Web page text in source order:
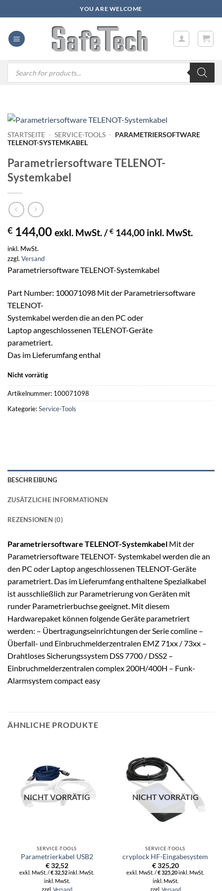
Inhalt
springen
YOU ARE WELCOME
Products
search
STARTSEITE - SERVICE-TOOLS - PARAMETRIERSOFTWARE
TELENOT-SYSTEMKABEL
Parametriersoftware TELENOT-
Systemkabel
€ 144,00 exkl. MwSt. /€ 144,00 inkl. MwSt.
inkl. MwSt.
zzgl. Versand
Parametriersoftware TELENOT-Systemkabel
Part Number: 100071098 Mit der Parametriersoftware
TELENOT-
Systemkabel werden die an den PC oder
Laptop angeschlossenen TELENOT-Geräte
parametriert.
Das im Lieferumfang enthal
Nicht vorrätig
Artikelnummer: 100071098
Kategorie:Service-Tools
BESCHREIBUNG
ZUSÄTZLICHE INFORMATIONEN
REZENSIONEN (0)
Parametriersoftware TELENOT-Systemkabel Mit der
Parametriersoftware TELENOT- Systemkabel werden die an
den PC oder Laptop angeschlossenen TELENOT-Geräte
parametriert. Das im Lieferumfang enthaltene Spezialkabel
ist ausschließlich zur Parametrierung von Geräten mit
runder Parametrierbuchse geeignet. Mit diesem
Hardwarepaket können folgende Geräte parametriert
werden: – Übertragungseinrichtungen der Serie comline –
Überfall- und Einbruchmelderzentralen EMZ 71xx / 73xx –
Drahtloses Sicherungssystem DSS 7700 / DSS2 –
Einbruchmelderzentralen complex 200H/400H – Funk-
Alarmsystem compact easy
ÄHNLICHE PRODUKTE
NICHT VORRÄTIG
SERVICE-TOOLS
Parametrierkabel USB2
€32,52
exkl. MwSt. /€32,52inkl. MwSt.
inkl. MwSt.
zzgl. Versand
NICHT VORRÄTIG
SERVICE-TOOLS
cryplock HF-Eingabesystem
€325,20
exkl. MwSt. /€325,20inkl. MwSt.
inkl. MwSt.
zzgl. Versand